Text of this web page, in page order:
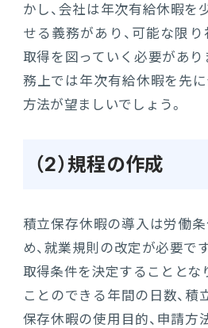
かし、会社は年次有給休暇を
せる義務があり、可能な限
取得を図っていく必要があり
務上では年次有給休暇を先
方法が望ましいでしょう。
（2）規程の作成
積立保存休暇の導入は労働
め、就業規則の改定が必要で
取得条件を決定することとな
ことのできる年間の日数、積
保存休暇の使用目的、申請方